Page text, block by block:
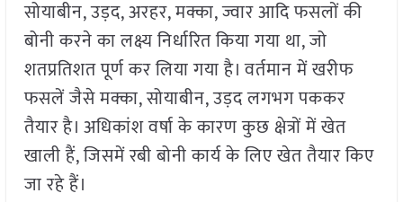
सोयाबीन, उड़द, अरहर, मक्का, ज्वार आदि फसलों की
बोनी करने का लक्ष्य निर्धारित किया गया था, जो
शतप्रतिशत पूर्ण कर लिया गया है। वर्तमान में खरीफ
फसलें जैसे मक्का, सोयाबीन, उड़द लगभग पककर
तैयार है। अधिकांश वर्षा के कारण कुछ क्षेत्रों में खेत
खाली हैं, जिसमें रबी बोनी कार्य के लिए खेत तैयार किए
जा रहे हैं।